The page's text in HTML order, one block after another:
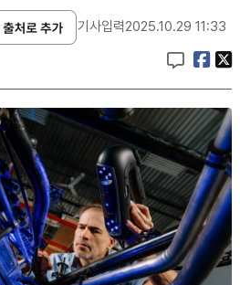
기사입력2025.10.29 11:33